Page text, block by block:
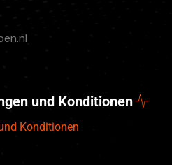
und Konditionen
Konditionen